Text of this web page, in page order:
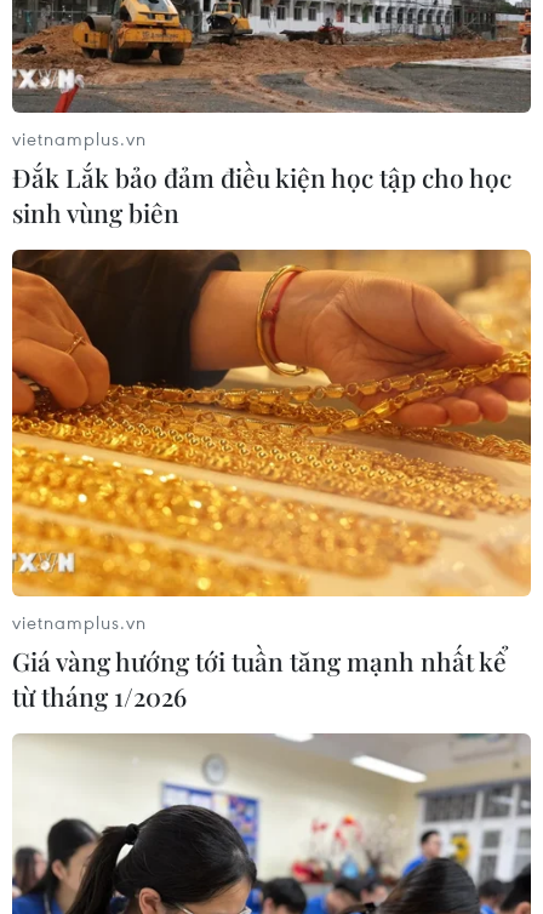
vietnamplus.vn
Đắk Lắk bảo đảm điều kiện học tập cho học
sinh vùng biên
vietnamplus.vn
Giá vàng hướng tới tuần tăng mạnh nhất kể
từ tháng 1/2026